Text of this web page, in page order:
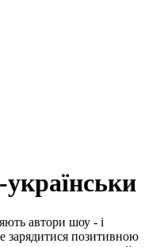
автори шоу - і
зарядитися позитивною